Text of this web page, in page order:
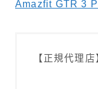
Amazfit GTR 3
【正規代理